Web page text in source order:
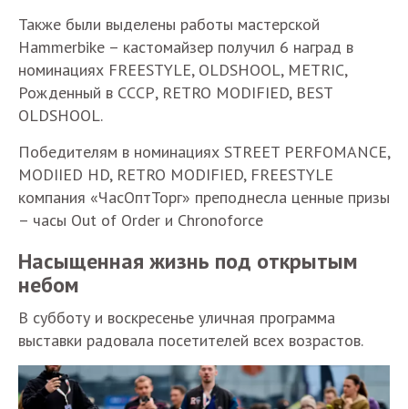
Также были выделены работы мастерской
Hammerbike – кастомайзер получил 6 наград в
номинациях FREESTYLE, OLDSHOOL, METRIC,
Рожденный в СССР, RETRO MODIFIED, BEST
OLDSHOOL.
Победителям в номинациях STREET PERFOMANCE,
MODIIED HD, RETRO MODIFIED, FREESTYLE
компания «ЧасОптТорг» преподнесла ценные призы
– часы Out of Order и Chronoforce
Насыщенная жизнь под открытым
небом
В субботу и воскресенье уличная программа
выставки радовала посетителей всех возрастов.